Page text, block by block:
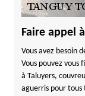
Faire appel
Vous avez besoin
Vous pouvez vous
à Taluyers,
aguerris pour